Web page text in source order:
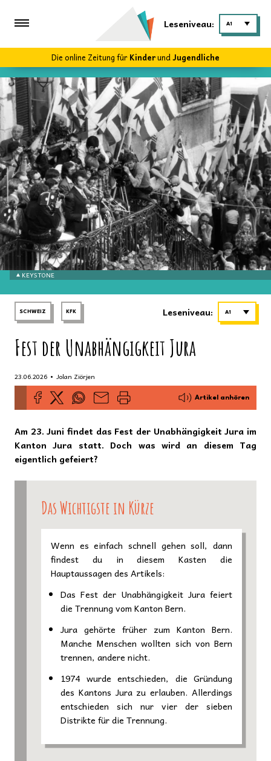
Leseniveau: A1
Die online Zeitung fürKinderundJugendliche
KEYSTONE
SCHWEIZ KFK Leseniveau: A1
Fest der Unabhängigkeit Jura
23.06.2026 • Jolan Ziörjen
Artikel anhören
Am 23. Juni findet das Fest der Unabhängigkeit Jura im
Kanton Jura statt. Doch was wird an diesem Tag
eigentlich gefeiert?
Das Wichtigste in Kürze
Wenn es einfach schnell gehen soll, dann
findest du in diesem Kasten die
Hauptaussagen des Artikels:
Das Fest der Unabhängigkeit Jura feiert
die Trennung vom Kanton Bern.
Jura gehörte früher zum Kanton Bern.
Manche Menschen wollten sich von Bern
trennen, andere nicht.
1974 wurde entschieden, die Gründung
des Kantons Jura zu erlauben. Allerdings
entschieden sich nur vier der sieben
Distrikte für die Trennung.